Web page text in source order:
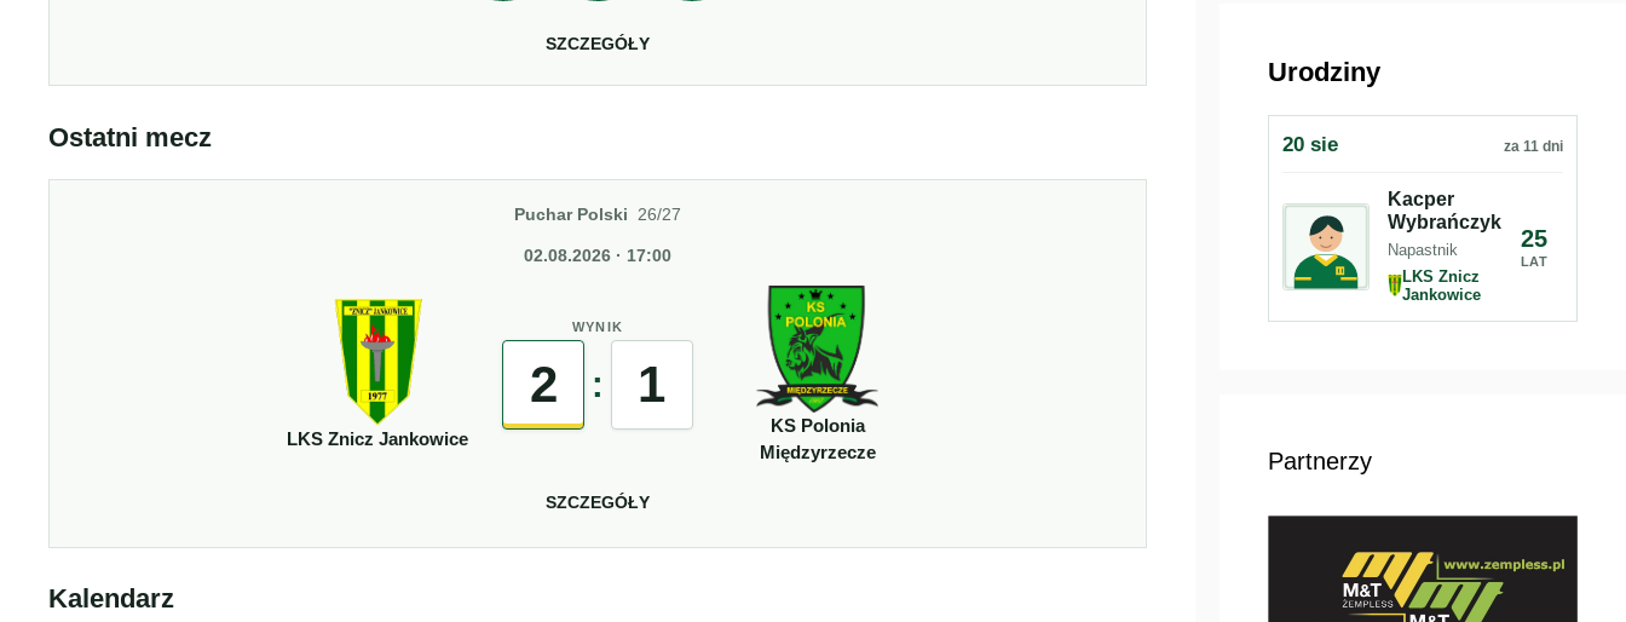
SZCZEGÓŁY
Ostatni mecz
Puchar Polski 26/27
02.08.2026 · 17:00
LKS Znicz Jankowice
WYNIK
2 : 1
KS Polonia
Międzyrzecze
SZCZEGÓŁY
Kalendarz
Urodziny
20 sie za 11 dni
Kacper
Wybrańczyk
Napastnik
LKS Znicz
Jankowice
25
LAT
Partnerzy